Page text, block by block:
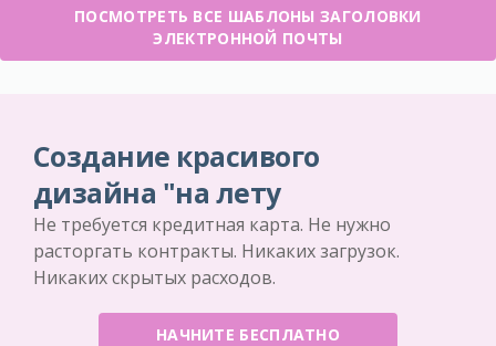
ПОСМОТРЕТЬ ВСЕ ШАБЛОНЫ ЗАГОЛОВКИ
ЭЛЕКТРОННОЙ ПОЧТЫ
Создание красивого
дизайна "на лету
Не требуется кредитная карта. Не нужно
расторгать контракты. Никаких загрузок.
Никаких скрытых расходов.
НАЧНИТЕ БЕСПЛАТНО